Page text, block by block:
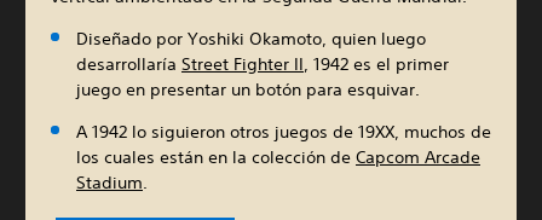
Diseñado por Yoshiki Okamoto, quien luego
desarrollaría Street Fighter II, 1942 es el primer
juego en presentar un botón para esquivar.
A 1942 lo siguieron otros juegos de 19XX, muchos de
los cuales están en la colección de Capcom Arcade
Stadium.